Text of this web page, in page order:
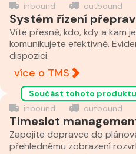
inbound
outbound
Systém řízení
Víte přesně, kdo, kdy a kam
komunikujete efektivně.
dispozici.
více o TMS
Součást tohoto produktu
inbound
outbound
Timeslot
Zapojíte dopravce do
přehlednému zobrazení